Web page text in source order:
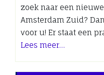
zoek naar een
Amsterdam Zuid?
voor u! Er staat een
Lees meer…